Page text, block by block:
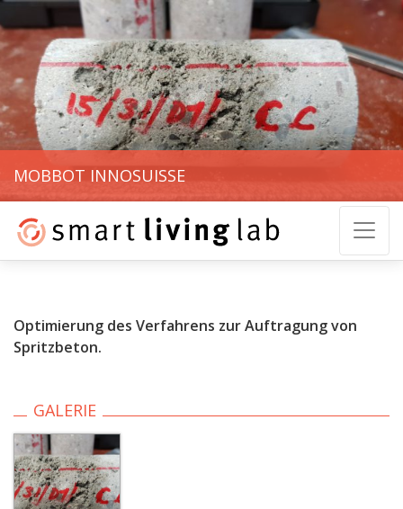
MOBBOT INNOSUISSE
Optimierung des Verfahrens zur Auftragung von
Spritzbeton.
GALERIE